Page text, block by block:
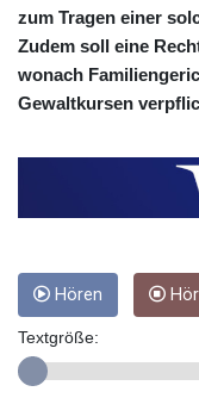
zum Tragen einer
Zudem soll eine
wonach
Gewaltkursen
Hören
Textgröße: